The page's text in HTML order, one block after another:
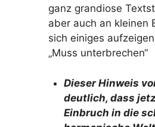
ganz grandiose
aber auch an kleinen
sich einiges
„Muss unterbrechen“
Dieser Hinweis
deutlich, dass
Einbruch in die